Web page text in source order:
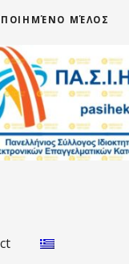
ΜΈΛΟΣ